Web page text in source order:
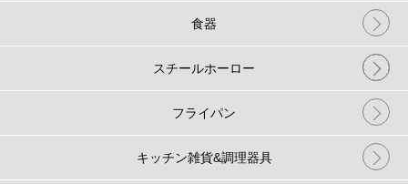
食器
スチールホーロー
フライパン
キッチン雑貨&調理器具